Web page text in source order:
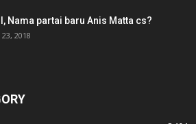
Nama partai baru Anis Matta cs?
2018